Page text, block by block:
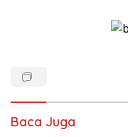
Baca Juga